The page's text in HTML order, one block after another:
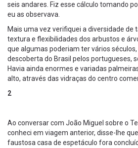
seis andares. Fiz esse cálculo tomando
eu as observava.
Mais uma vez verifiquei a diversidade de
textura e flexibilidades dos arbustos e
que algumas poderiam ter vários
descoberta do Brasil pelos portugueses,
Havia ainda enormes e variadas
alto, através das vidraças do centro
2
Ao conversar com João Miguel sobre o
conheci em viagem anterior, disse-lhe
faustosa casa de espetáculo fora